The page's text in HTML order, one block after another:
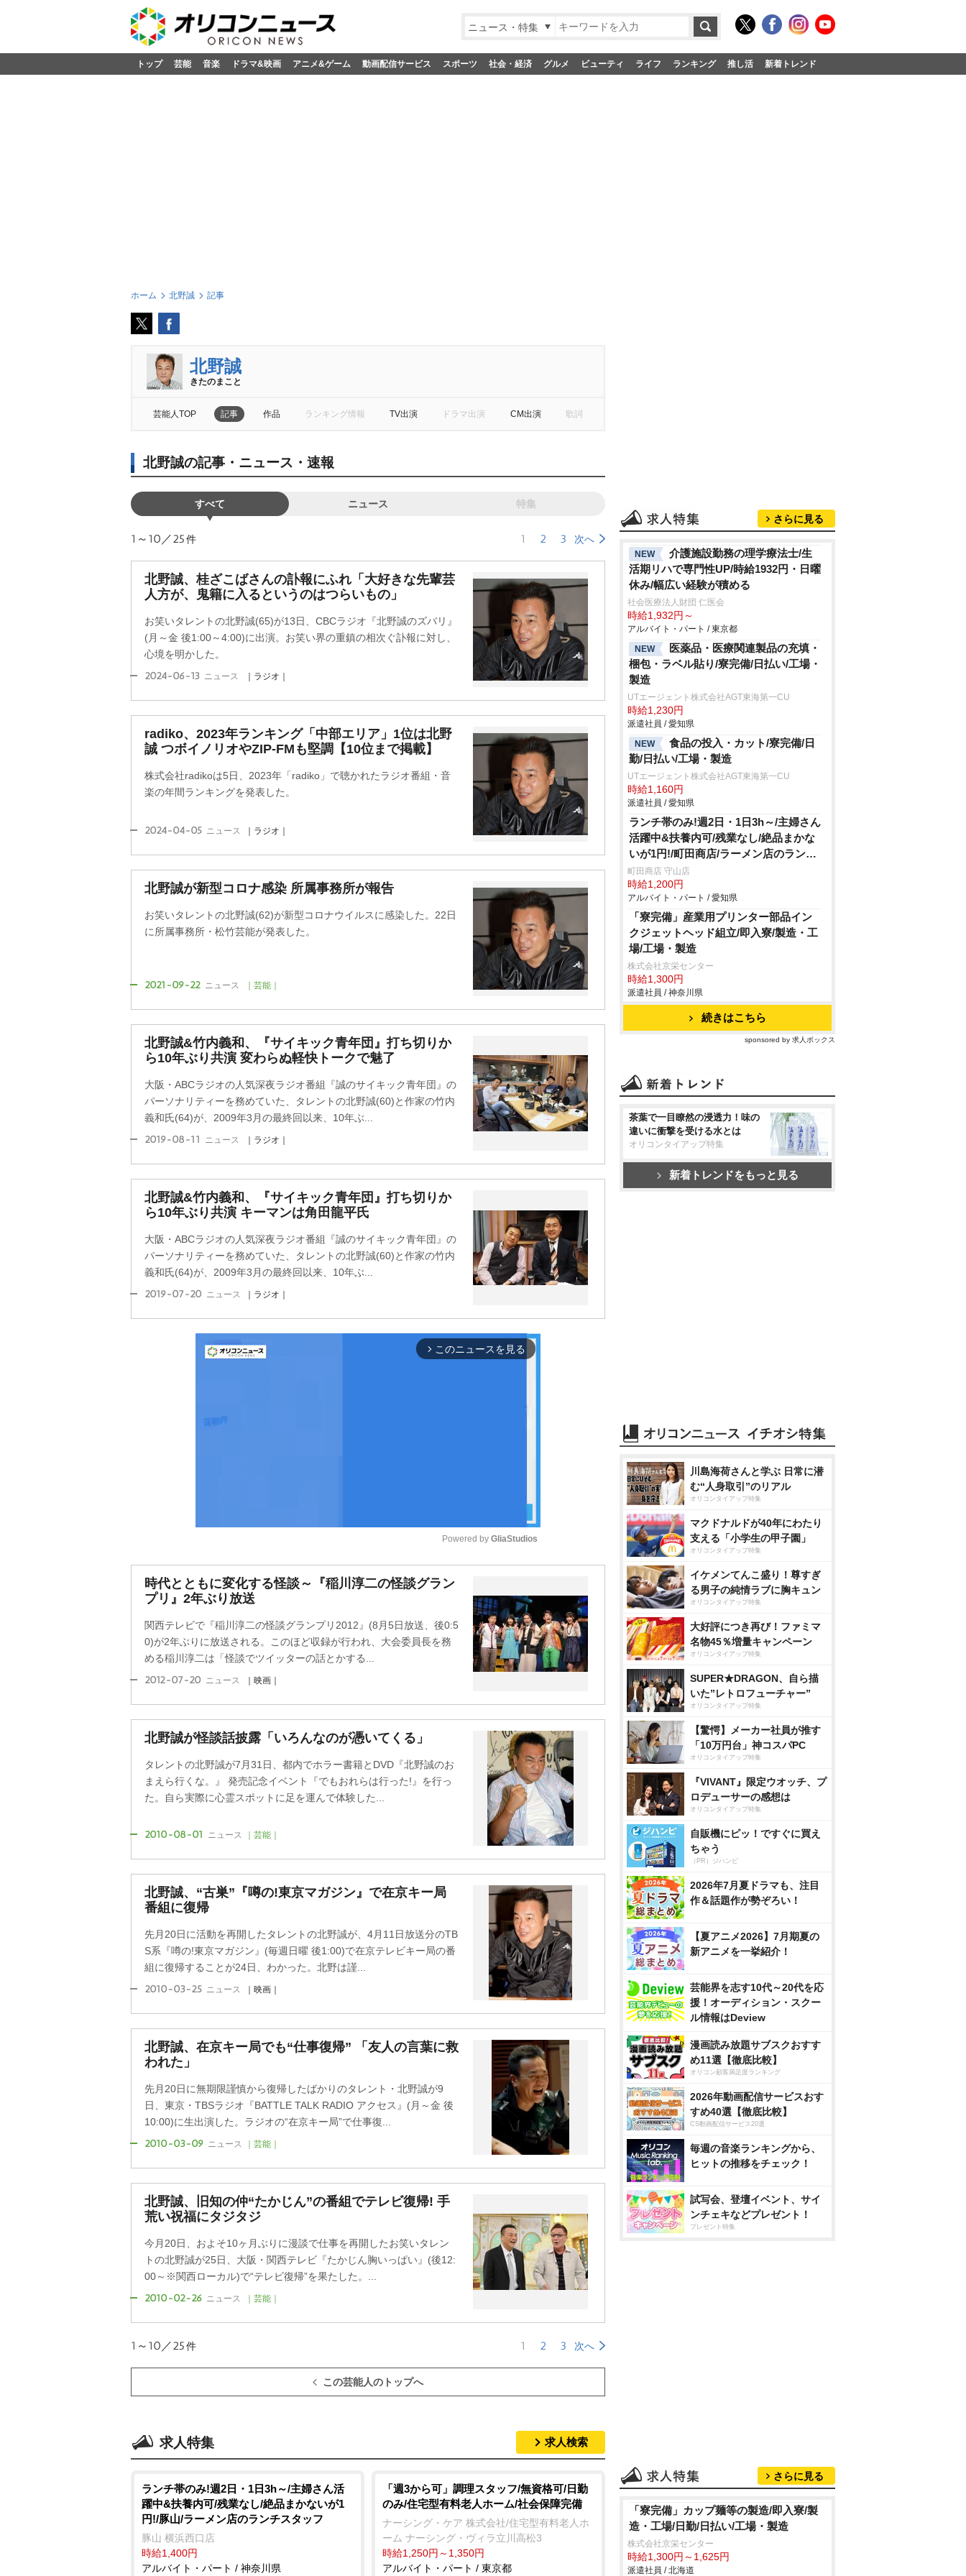
ニュース・特集
トップ 芸能 音楽 ドラマ&映画 アニメ&ゲーム 動画配信サービス スポーツ 社会・経済 グルメ ビューティ ライフ ランキング 推し活 新着トレンド
ホーム 北野誠 記事
北野誠
きたのまこと
芸能人TOP 記事 作品 ランキング情報 TV出演 ドラマ出演 CM出演 歌詞
北野誠の記事・ニュース・速報
すべて ニュース 特集
1～10／25件 1 2 3 次へ
北野誠、桂ざこばさんの訃報にふれ「大好きな先輩芸
人方が、鬼籍に入るというのはつらいもの」
お笑いタレントの北野誠(65)が13日、CBCラジオ『北野誠のズバリ』
(月～金 後1:00～4:00)に出演。お笑い界の重鎮の相次ぐ訃報に対し、
心境を明かした。
2024-06-13 ニュース ｜ラジオ｜
radiko、2023年ランキング「中部エリア」1位は北野
誠 つボイノリオやZIP‐FMも堅調【10位まで掲載】
株式会社radikoは5日、2023年「radiko」で聴かれたラジオ番組・音
楽の年間ランキングを発表した。
2024-04-05 ニュース ｜ラジオ｜
北野誠が新型コロナ感染 所属事務所が報告
お笑いタレントの北野誠(62)が新型コロナウイルスに感染した。22日
に所属事務所・松竹芸能が発表した。
2021-09-22 ニュース ｜芸能｜
北野誠&竹内義和、『サイキック青年団』打ち切りか
ら10年ぶり共演 変わらぬ軽快トークで魅了
大阪・ABCラジオの人気深夜ラジオ番組『誠のサイキック青年団』の
パーソナリティーを務めていた、タレントの北野誠(60)と作家の竹内
義和氏(64)が、2009年3月の最終回以来、10年ぶ...
2019-08-11 ニュース ｜ラジオ｜
北野誠&竹内義和、『サイキック青年団』打ち切りか
ら10年ぶり共演 キーマンは角田龍平氏
大阪・ABCラジオの人気深夜ラジオ番組『誠のサイキック青年団』の
パーソナリティーを務めていた、タレントの北野誠(60)と作家の竹内
義和氏(64)が、2009年3月の最終回以来、10年ぶ...
2019-07-20 ニュース ｜ラジオ｜
arrow_forward_ios このニュースを見る
u
t
e
Powered by GliaStudios
時代とともに変化する怪談～『稲川淳二の怪談グラン
プリ』2年ぶり放送
関西テレビで『稲川淳二の怪談グランプリ2012』(8月5日放送、後0:5
0)が2年ぶりに放送される。このほど収録が行われ、大会委員長を務
める稲川淳二は「怪談でツイッターの話とかする...
2012-07-20 ニュース ｜映画｜
北野誠が怪談話披露「いろんなのが憑いてくる」
タレントの北野誠が7月31日、都内でホラー書籍とDVD『北野誠のお
まえら行くな。』 発売記念イベント『でもおれらは行った!』を行っ
た。自ら実際に心霊スポットに足を運んで体験した...
2010-08-01 ニュース ｜芸能｜
北野誠、“古巣”『噂の!東京マガジン』で在京キー局
番組に復帰
先月20日に活動を再開したタレントの北野誠が、4月11日放送分のTB
S系『噂の!東京マガジン』(毎週日曜 後1:00)で在京テレビキー局の番
組に復帰することが24日、わかった。北野は謹...
2010-03-25 ニュース ｜映画｜
北野誠、在京キー局でも“仕事復帰” 「友人の言葉に救
われた」
先月20日に無期限謹慎から復帰したばかりのタレント・北野誠が9
日、東京・TBSラジオ『BATTLE TALK RADIO アクセス』(月～金 後
10:00)に生出演した。ラジオの“在京キー局”で仕事復...
2010-03-09 ニュース ｜芸能｜
北野誠、旧知の仲“たかじん”の番組でテレビ復帰! 手
荒い祝福にタジタジ
今月20日、およそ10ヶ月ぶりに漫談で仕事を再開したお笑いタレン
トの北野誠が25日、大阪・関西テレビ『たかじん胸いっぱい』(後12:
00～※関西ローカル)で“テレビ復帰”を果たした。...
2010-02-26 ニュース ｜芸能｜
1～10／25件 1 2 3 次へ
この芸能人のトップへ
求人特集 求人検索
ランチ帯のみ!週2日・1日3h～/主婦さん活
躍中&扶養内可/残業なし/絶品まかないが1
円!/豚山/ラーメン店のランチスタッフ
豚山 横浜西口店
時給1,400円
アルバイト・パート / 神奈川県
「週3から可」調理スタッフ/無資格可/日勤
のみ/住宅型有料老人ホーム/社会保障完備
ナーシング・ケア 株式会社/住宅型有料老人ホ
ーム ナーシング・ヴィラ立川高松3
時給1,250円～1,350円
アルバイト・パート / 東京都
さらに見る
NEW
介護施設勤務の理学療法士/生
活期リハで専門性UP/時給1932円・日曜
休み/幅広い経験が積める
社会医療法人財団 仁医会
時給1,932円～
アルバイト・パート / 東京都
NEW
医薬品・医療関連製品の充填・
梱包・ラベル貼り/寮完備/日払い/工場・
製造
UTエージェント株式会社AGT東海第一CU
時給1,230円
派遣社員 / 愛知県
NEW
食品の投入・カット/寮完備/日
勤/日払い/工場・製造
UTエージェント株式会社AGT東海第一CU
時給1,160円
派遣社員 / 愛知県
ランチ帯のみ!週2日・1日3h～/主婦さん
活躍中&扶養内可/残業なし/絶品まかな
いが1円!/町田商店/ラーメン店のランチ
スタッフ
町田商店 守山店
時給1,200円
アルバイト・パート / 愛知県
「寮完備」産業用プリンター部品イン
クジェットヘッド組立/即入寮/製造・工
場/工場・製造
株式会社京栄センター
時給1,300円
派遣社員 / 神奈川県
続きはこちら
sponsored by 求人ボックス
茶葉で一目瞭然の浸透力！味の
違いに衝撃を受ける水とは
オリコンタイアップ特集
新着トレンドをもっと見る
川島海荷さんと学ぶ 日常に潜
む“人身取引”のリアル
オリコンタイアップ特集
マクドナルドが40年にわたり
支える「小学生の甲子園」
オリコンタイアップ特集
イケメンてんこ盛り！尊すぎ
る男子の純情ラブに胸キュン
オリコンタイアップ特集
大好評につき再び！ファミマ
名物45％増量キャンペーン
オリコンタイアップ特集
SUPER★DRAGON、自ら描
いた”レトロフューチャー”
オリコンタイアップ特集
【驚愕】メーカー社員が推す
「10万円台」神コスパPC
オリコンタイアップ特集
『VIVANT』限定ウオッチ、プ
ロデューサーの感想は
オリコンタイアップ特集
自販機にピッ！ですぐに買え
ちゃう
（PR）ジハンピ
2026年7月夏ドラマも、注目
作＆話題作が勢ぞろい！
【夏アニメ2026】7月期夏の
新アニメを一挙紹介！
芸能界を志す10代～20代を応
援！オーディション・スクー
ル情報はDeview
漫画読み放題サブスクおすす
め11選【徹底比較】
オリコン顧客満足度ランキング
2026年動画配信サービスおす
すめ40選【徹底比較】
CS動画配信サービス20選
毎週の音楽ランキングから、
ヒットの推移をチェック！
試写会、登壇イベント、サイ
ンチェキなどプレゼント！
プレゼント特集
さらに見る
「寮完備」カップ麺等の製造/即入寮/製
造・工場/日勤/日払い/工場・製造
株式会社京栄センター
時給1,300円～1,625円
派遣社員 / 北海道